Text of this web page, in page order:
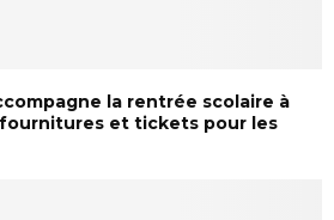
la rentrée scolaire à
et tickets pour les